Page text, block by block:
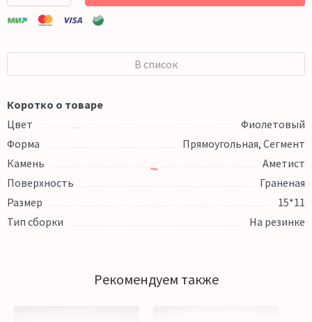
В список
Коротко о товаре
Цвет
Фиолетовый
Форма
Прямоугольная, Сегмент
Камень
Аметист
Поверхность
Граненая
Размер
15*11
Тип сборки
На резинке
Рекомендуем также